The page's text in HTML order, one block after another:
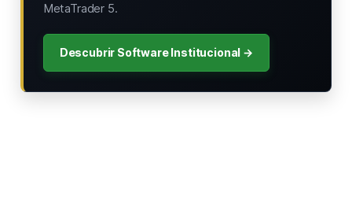
MetaTrader 5.
Descubrir Software Institucional →